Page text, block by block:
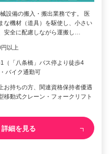
設備の搬入・搬出業務です。 医
な機材（道具）を駆使し、小さい
安全に配慮しながら運搬し…
以上
（「八条橋」バス停より徒歩4
バイク通勤可
持ちの方、関連資格保持者優遇
移動式クレーン・フォークリフト
詳細を見る